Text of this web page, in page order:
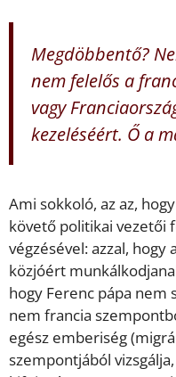
Megdöbbentő?
nem felelős a
vagy
kezeléséért. Ő a
Ami sokkoló, az az,
követő politikai vezetői
végzésével: azzal, hogy
közjóért
hogy Ferenc pápa nem
nem francia
egész emberiség
szempontjából